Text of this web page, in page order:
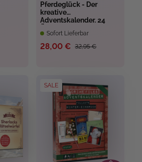
Pferdeglück - Der
kreative
Adventskalender. 24
Pferde-Fans
Sofort Lieferbar
32,95 €
28,00 €
SALE